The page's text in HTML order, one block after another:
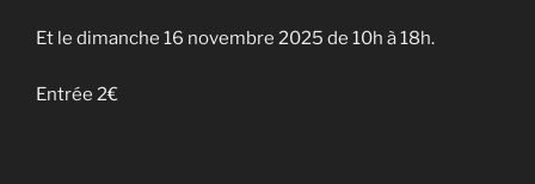
Et le dimanche 16 novembre 2025 de 10h à 18h.
Entrée 2€